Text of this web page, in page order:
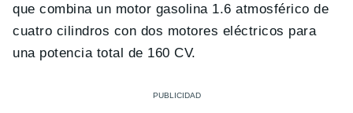
que combina un motor gasolina 1.6 atmosférico de
cuatro cilindros con dos motores eléctricos para
una potencia total de 160 CV.